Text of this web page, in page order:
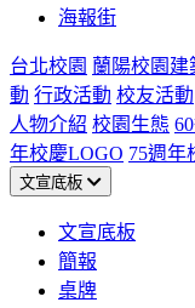
海報街
台北校園 蘭陽校園建
動 行政活動 校友活動
人物介紹 校園生態
年校慶LOGO 75週年
文宣底板
文宣底板
簡報
桌牌